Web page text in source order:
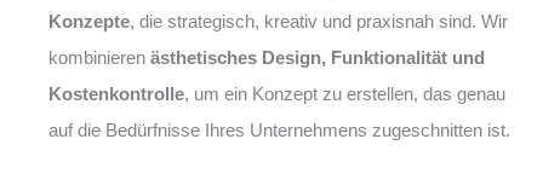
Konzepte, die strategisch, kreativ und praxisnah sind. Wir
kombinieren ästhetisches Design, Funktionalität und
Kostenkontrolle, um ein Konzept zu erstellen, das genau
auf die Bedürfnisse Ihres Unternehmens zugeschnitten ist.